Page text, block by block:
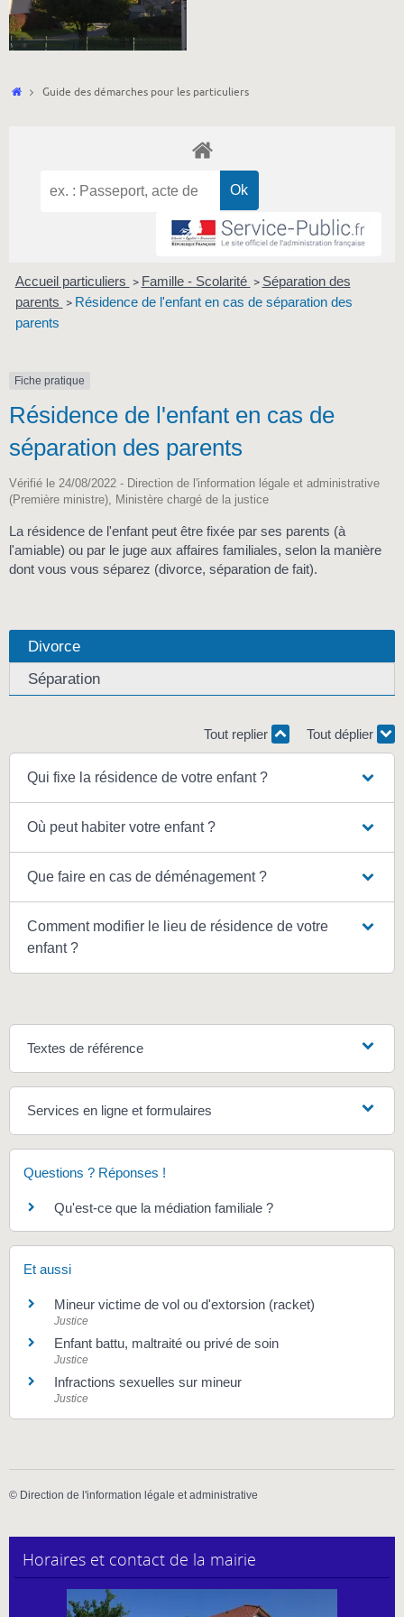
Accueil
Guide des démarches pour les particuliers
Accueil particuliers > Famille - Scolarité > Séparation des
parents > Résidence de l'enfant en cas de séparation des
parents
Fiche pratique
Résidence de l'enfant en cas de
séparation des parents
Vérifié le 24/08/2022 - Direction de l'information légale et administrative
(Première ministre), Ministère chargé de la justice
La résidence de l'enfant peut être fixée par ses parents (à
l'amiable) ou par le juge aux affaires familiales, selon la manière
dont vous vous séparez (divorce, séparation de fait).
Divorce
Séparation
Tout replier Tout déplier
Qui fixe la résidence de votre enfant ?
Où peut habiter votre enfant ?
Que faire en cas de déménagement ?
Comment modifier le lieu de résidence de votre
enfant ?
Textes de référence
Services en ligne et formulaires
Questions ? Réponses !
Qu'est-ce que la médiation familiale ?
Et aussi
Mineur victime de vol ou d'extorsion (racket)
Justice
Enfant battu, maltraité ou privé de soin
Justice
Infractions sexuelles sur mineur
Justice
© Direction de l'information légale et administrative
Horaires et contact de la mairie